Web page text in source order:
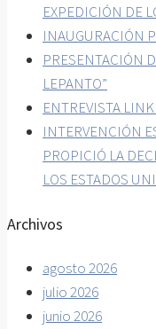
EXPEDICIÓN DE
INAUGURACIÓN
PRESENTACIÓN
LEPANTO”
ENTREVISTA
INTERVENCIÓN
PROPICIÓ LA
LOS ESTADOS
Archivos
agosto 2026
julio 2026
junio 2026